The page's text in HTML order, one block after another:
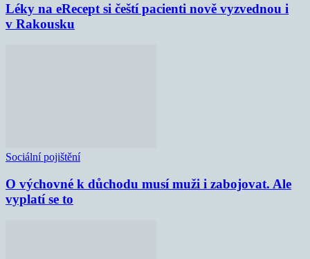
Léky na eRecept si čeští pacienti nově vyzvednou i
v Rakousku
Sociální pojištění
O výchovné k důchodu musí muži i zabojovat. Ale
vyplatí se to